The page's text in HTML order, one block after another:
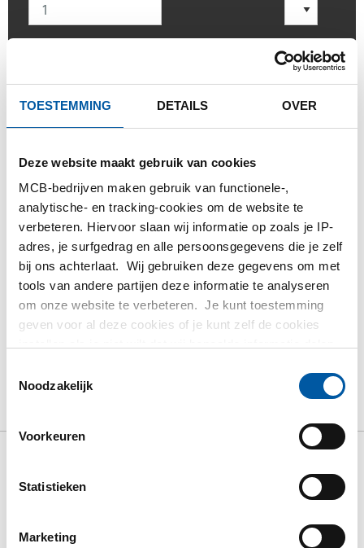
TOESTEMMING DETAILS OVER
Deze website maakt gebruik van cookies
MCB-bedrijven maken gebruik van functionele-,
analytische- en tracking-cookies om de website te
verbeteren. Hiervoor slaan wij informatie op zoals je IP-
adres, je surfgedrag en alle persoonsgegevens die je zelf
bij ons achterlaat. Wij gebruiken deze gegevens om met
tools van andere partijen deze informatie te analyseren
om onze website te verbeteren. Je kunt toestemming
geven voor al deze cookies of je kunt zelf de cookies
partijen waarmee wij samenwerken vind je in ons
Noodzakelijk
Voorkeuren
Statistieken
Marketing
Bestel met uw eigen artikelnummers
Calculeren met actuele Testas-prijzen
Volg uw order via Track&Trace
BRUTO PRIJSLIJST
Bruto prijslijst: Alloy 718
(2.4668/N07718) plaat/band